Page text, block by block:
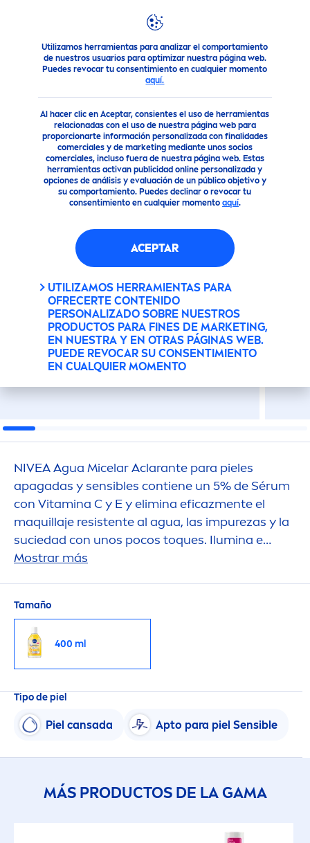
Utilizamos herramientas para analizar el comportamiento
de nuestros usuarios para optimizar nuestra página web.
Puedes revocar tu consentimiento en cualquier momento
aquí.
Al hacer clic en Aceptar, consientes el uso de herramientas
relacionadas con el uso de nuestra página web para
proporcionarte información personalizada con finalidades
comerciales y de marketing mediante unos socios
comerciales, incluso fuera de nuestra página web. Estas
herramientas activan publicidad online personalizada y
opciones de análisis y evaluación de un público objetivo y
su comportamiento. Puedes declinar o revocar tu
consentimiento en cualquier momento aquí.
ACEPTAR
UTILIZAMOS HERRAMIENTAS PARA
OFRECERTE CONTENIDO
PERSONALIZADO SOBRE NUESTROS
PRODUCTOS PARA FINES DE MARKETING,
EN NUESTRA Y EN OTRAS PÁGINAS WEB.
PUEDE REVOCAR SU CONSENTIMIENTO
EN CUALQUIER MOMENTO
Productos Cuidado Facial Limpieza facial NIVEA
NIVEAMICELAR
ILUMINADORA 400ML
NIVEAAgua Micelar Aclarante para pieles
apagadas y sensibles contiene un 5% de Sérum
con Vitamina C y E y elimina eficazmente el
maquillaje resistente al agua, las impurezas y la
suciedad con unos pocos toques. Ilumina e
hidrata la piel, para una tez más uniforme y
Mostrar más
Tamaño
400 ml
Tipo de piel
Piel cansada Apto para piel Sensible
MÁS PRODUCTOS DE LA GAMA